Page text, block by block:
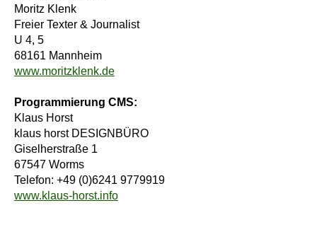
Moritz Klenk
Freier Texter & Journalist
U 4, 5
68161 Mannheim
www.moritzklenk.de
Programmierung CMS:
Klaus Horst
klaus horst DESIGNBÜRO
Giselherstraße 1
67547 Worms
Telefon: +49 (0)6241 9779919
www.klaus-horst.info